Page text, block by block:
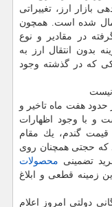
بازار ارز، تغییراتی
شده است. همچون
در مقادیر و نوع
بدون انتقال ارز به
كه در گذشته وجود
حدود هفت ماه تاخیر و
و با وجود اظهارات
گندم، یك مقام
كه حجتی همچنان روی
تضمینی محصولات
زمینه قطعی و ابلاغ
دولتی امروز اعلام